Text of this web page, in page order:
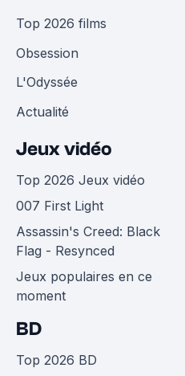
Top 2026 films
Obsession
L'Odyssée
Actualité
Jeux vidéo
Top 2026 Jeux vidéo
007 First Light
Assassin's Creed: Black
Flag - Resynced
Jeux populaires en ce
moment
BD
Top 2026 BD